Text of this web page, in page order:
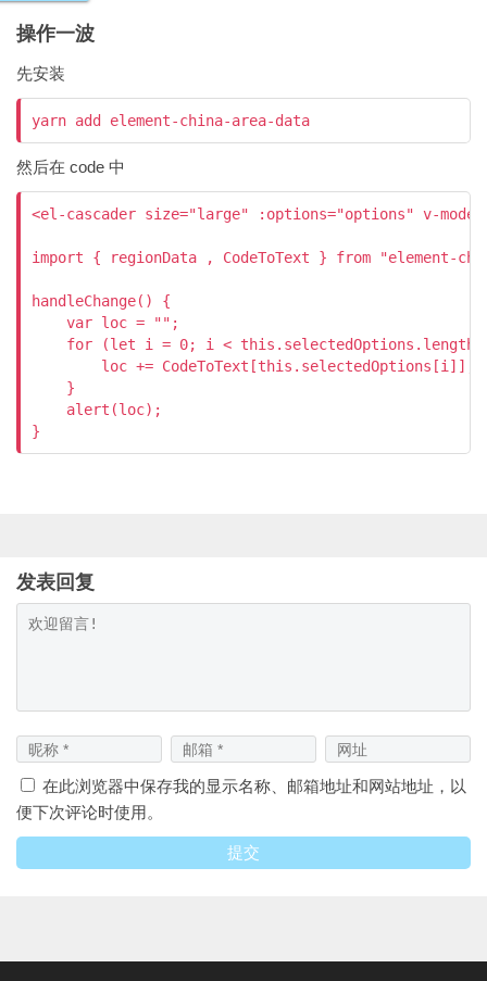
操作一波
先安装
然后在 code 中
<el-cascader size="large" :options="options" v-
import { regionData , CodeToText } from "element-
handleChange() {
    var loc = "";
for (let i = 0; i <
        loc += CodeToText[this.selectedOptions[i]];
    }
    alert(loc);
发表回复
在此浏览器中保存我的显示名称、邮箱地址和网站地址，以
便下次评论时使用。